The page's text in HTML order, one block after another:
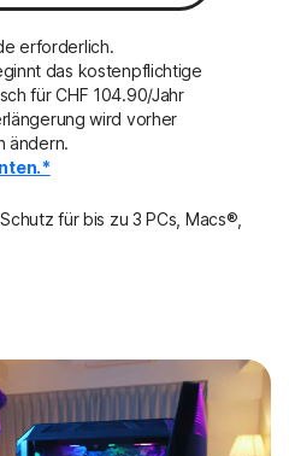
erforderlich.
das kostenpflichtige
fürCHF 104.90/Jahr
wird vorher
ändern.
für bis zu 3 PCs, Macs®,